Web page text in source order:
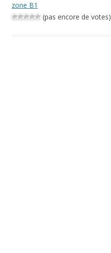
zone B1
(pas encore de votes)